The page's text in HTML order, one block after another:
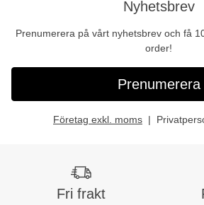
Nyhetsbrev
Prenumerera på vårt nyhetsbrev och få
order!
Prenumerera
Företag exkl. moms
Fri frakt